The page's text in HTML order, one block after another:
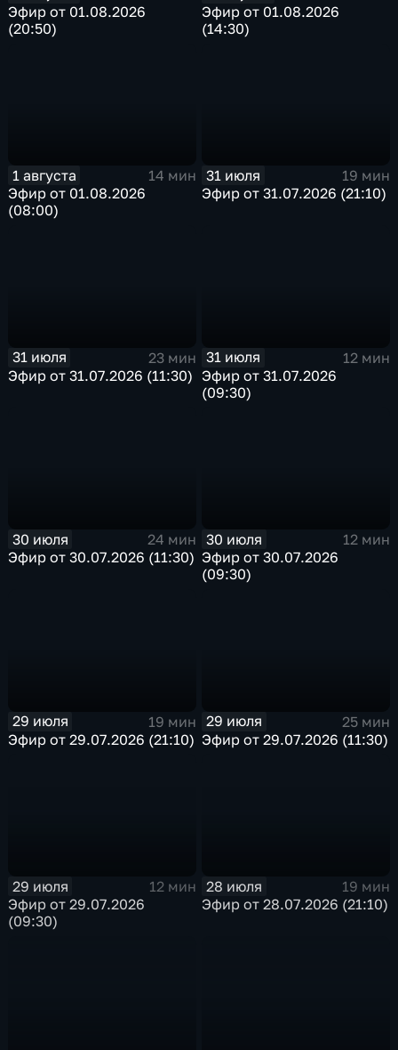
Эфир от 01.08.2026
(20:50)
Эфир от 01.08.2026
(14:30)
1 августа
14 мин
Эфир от 01.08.2026
(08:00)
31 июля
19 мин
Эфир от 31.07.2026 (21:10)
31 июля
23 мин
Эфир от 31.07.2026 (11:30)
31 июля
12 мин
Эфир от 31.07.2026
(09:30)
30 июля
24 мин
Эфир от 30.07.2026 (11:30)
30 июля
12 мин
Эфир от 30.07.2026
(09:30)
29 июля
19 мин
Эфир от 29.07.2026 (21:10)
29 июля
25 мин
Эфир от 29.07.2026 (11:30)
29 июля
12 мин
Эфир от 29.07.2026
(09:30)
28 июля
19 мин
Эфир от 28.07.2026 (21:10)